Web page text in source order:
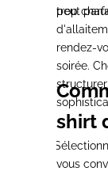
trop
peut
rendez-
soirée.
shirt
vous